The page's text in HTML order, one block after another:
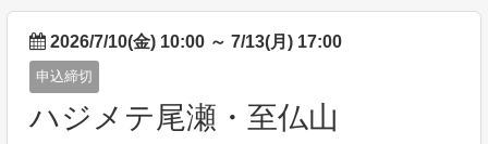
2026/7/10(金) 10:00 ～ 7/13(月) 17:00
申込締切
ハジメテ尾瀬・至仏山